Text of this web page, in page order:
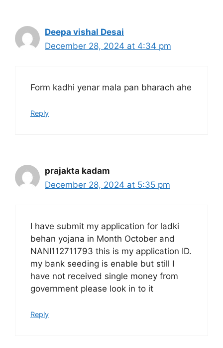
Deepa vishal Desai
December 28, 2024 at 4:34 pm
Form kadhi yenar mala pan bharach ahe
Reply
prajakta kadam
December 28, 2024 at 5:35 pm
I have submit my application for ladki
behan yojana in Month October and
NANI112711793 this is my application ID.
my bank seeding is enable but still I
have not received single money from
government please look in to it
Reply